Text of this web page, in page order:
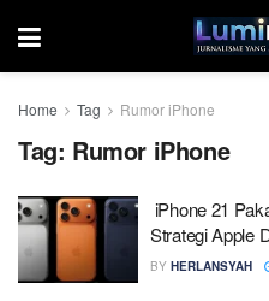
Home Tag Rumor iPhone
Tag: Rumor iPhone
iPhone 21
Strategi Apple
BY HERLANSYAH